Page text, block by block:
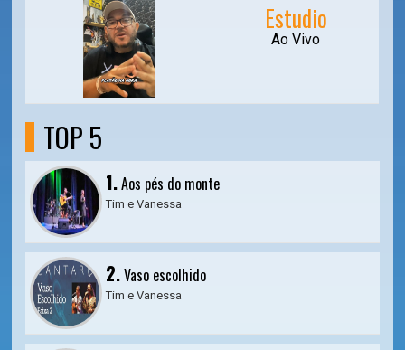
Estudio
Ao Vivo
TOP 5
1.Aos pés do monte
Tim e Vanessa
2.Vaso escolhido
Tim e Vanessa